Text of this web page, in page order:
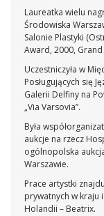
Laureatka wielu
Środowiska
Salonie Plastyki
Award, 2000, Grand
Uczestniczyła w
Posługujących się
Galerii Delfiny na
„Via Varsovia”.
Była
aukcje na rzecz
ogólnopolska
Warszawie.
Prace artystki
prywatnych w kraju
Holandii – Beatrix.